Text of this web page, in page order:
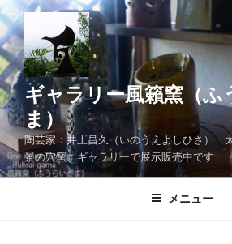
コ
ン
テ
ン
ツ
へ
ス
キ
ッ
ギャラリー風籟窯（ふ
ま）
陶芸家：井上昌久（いのうえよしひさ）
景の穴窯 ギャラリーで展示販売中です
メニュー